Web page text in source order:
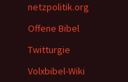
netzpolitik.org
Offene Bibel
Twitturgie
Volxbibel-Wiki